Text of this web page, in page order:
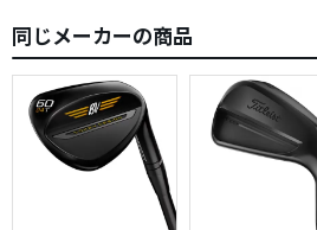
ＤＧＳ２００との相性も抜群でコン
出しています
さすが納得の軟鉄の打感
でもでもでも、１点だけ私にとっ
どう考えても重い重い重い…
同じメーカーの商品